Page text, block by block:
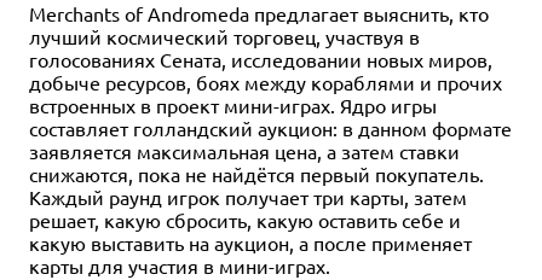
Merchants of Andromeda предлагает выяснить, кто
лучший космический торговец, участвуя в
голосованиях Сената, исследовании новых миров,
добыче ресурсов, боях между кораблями и прочих
встроенных в проект мини-играх. Ядро игры
составляет голландский аукцион: в данном формате
заявляется максимальная цена, а затем ставки
снижаются, пока не найдётся первый покупатель.
Каждый раунд игрок получает три карты, затем
решает, какую сбросить, какую оставить себе и
какую выставить на аукцион, а после применяет
карты для участия в мини-играх.